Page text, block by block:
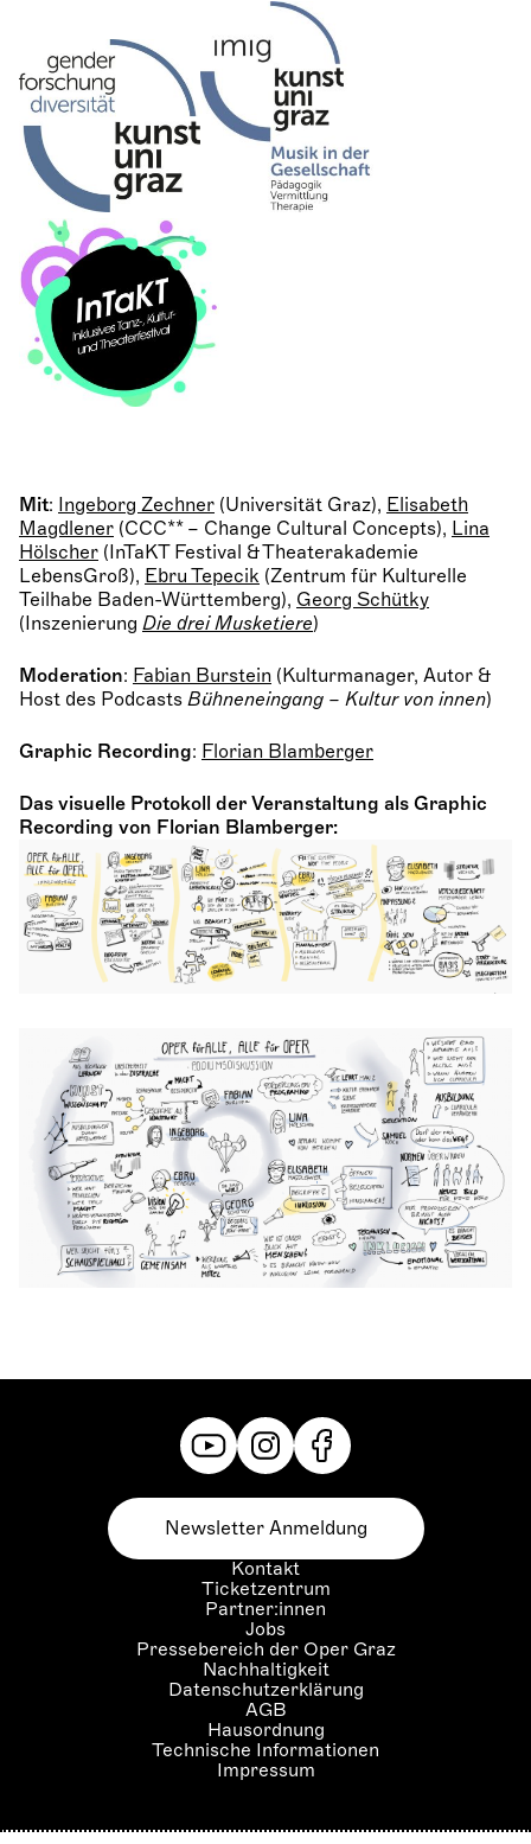
Mit: Ingeborg Zechner (Universität Graz), Elisabeth
Magdlener (CCC** – Change Cultural Concepts), Lina
Hölscher (InTaKT Festival & Theaterakademie
LebensGroß), Ebru Tepecik (Zentrum für Kulturelle
Teilhabe Baden-Württemberg), Georg Schütky
(Inszenierung Die drei Musketiere)
Moderation: Fabian Burstein (Kulturmanager, Autor &
Host des Podcasts Bühneneingang – Kultur von innen)
Graphic Recording: Florian Blamberger
Das visuelle Protokoll der Veranstaltung als Graphic
Recording von Florian Blamberger:
Kontakt
Ticketzentrum
Partner:innen
Jobs
Pressebereich der Oper Graz
Nachhaltigkeit
Datenschutzerklärung
AGB
Hausordnung
Technische Informationen
Impressum
Newsletter Anmeldung